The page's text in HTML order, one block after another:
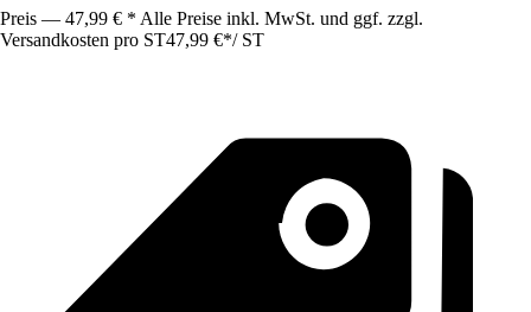
Preis — 47,99 € * Alle Preise inkl. MwSt. und ggf. zzgl.
Versandkosten pro ST47,99 €*/ ST